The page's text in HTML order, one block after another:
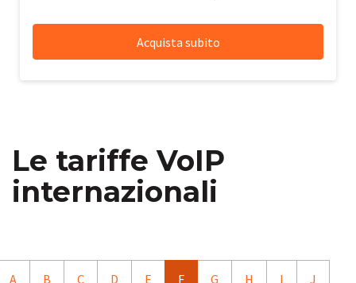
Le tariffe VoIP
internazionali
A B C D E F G H I J